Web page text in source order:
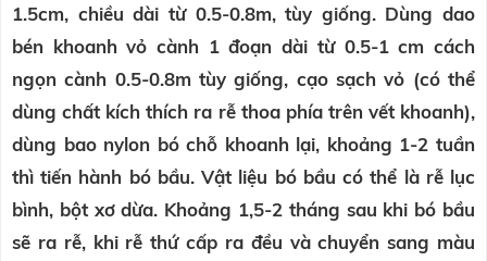
1.5cm, chiều dài từ 0.5-0.8m, tùy giống. Dùng dao
bén khoanh vỏ cành 1 đoạn dài từ 0.5-1 cm cách
ngọn cành 0.5-0.8m tùy giống, cạo sạch vỏ (có thể
dùng chất kích thích ra rễ thoa phía trên vết khoanh),
dùng bao nylon bó chỗ khoanh lại, khoảng 1-2 tuần
thì tiến hành bó bầu. Vật liệu bó bầu có thể là rễ lục
bình, bột xơ dừa. Khoảng 1,5-2 tháng sau khi bó bầu
sẽ ra rễ, khi rễ thứ cấp ra đều và chuyển sang màu